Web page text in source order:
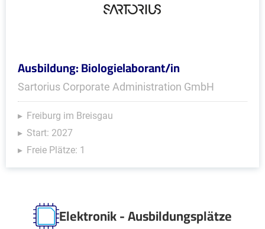
Ausbildung: Biologielaborant/in
Sartorius Corporate Administration GmbH
Freiburg im Breisgau
Start: 2027
Freie Plätze: 1
Elektronik - Ausbildungsplätze